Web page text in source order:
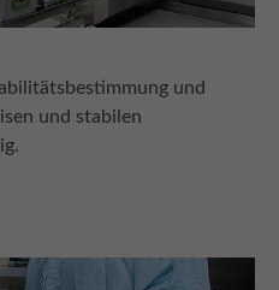
und
und stabilen